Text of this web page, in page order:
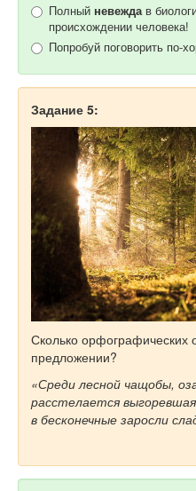
Полный невеждав
происхождении человека!
Попробуй поговорить по-
Задание 5:
Сколько
предложении?
«Среди лесной чащобы,
расстелается
в бесконечные заросли